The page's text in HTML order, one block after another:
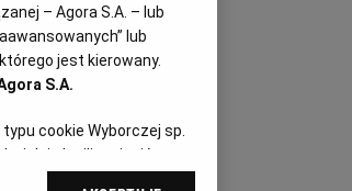
– Agora S.A. – lub
lub
jest kierowany.
S.A.
cookie Wyborczej sp.
każdej chwili zmienić
preferencjami dot.